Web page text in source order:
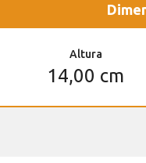
Altura
14,00 cm